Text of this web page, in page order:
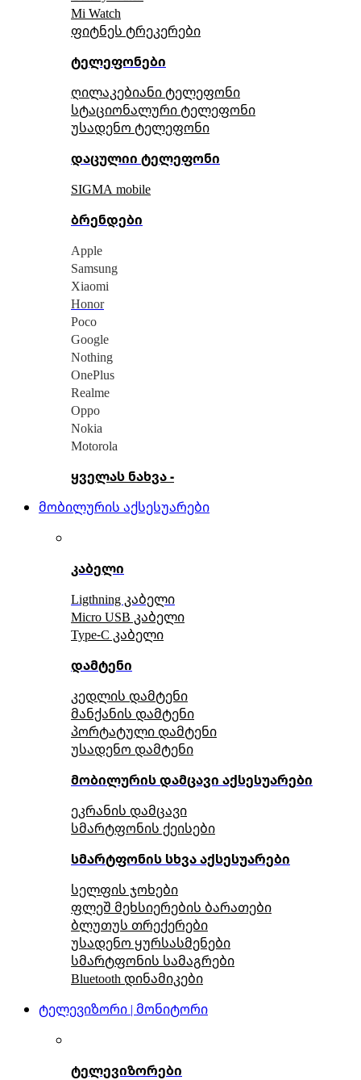
Mi Watch
ფიტნეს ტრეკერები
ტელეფონები
ღილაკებიანი ტელეფონი
სტაციონალური ტელეფონი
უსადენო ტელეფონი
დაცულიი ტელეფონი
SIGMA mobile
ბრენდები
Apple
Samsung
Xiaomi
Honor
Poco
Google
Nothing
OnePlus
Realme
Oppo
Nokia
Motorola
ყველას ნახვა -
მობილურის აქსესუარები
კაბელი
Ligthning კაბელი
Micro USB კაბელი
Type-C კაბელი
დამტენი
კედლის დამტენი
მანქანის დამტენი
პორტატული დამტენი
უსადენო დამტენი
მობილურის დამცავი აქსესუარები
ეკრანის დამცავი
სმარტფონის ქეისები
სმარტფონის სხვა აქსესუარები
სელფის ჯოხები
ფლეშ მეხსიერების ბარათები
ბლუთუს თრექერები
უსადენო ყურსასმენები
სმარტფონის სამაგრები
Bluetooth დინამიკები
ტელევიზორი | მონიტორი
ტელევიზორები